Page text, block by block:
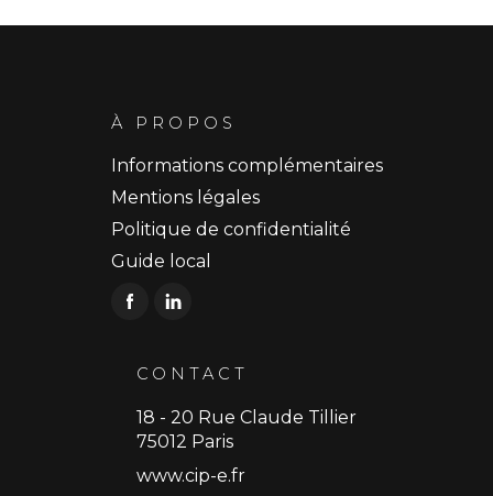
À PROPOS
Informations complémentaires
Mentions légales
Politique de confidentialité
Guide local
CONTACT
18 - 20 Rue Claude Tillier
75012 Paris
www.cip-e.fr